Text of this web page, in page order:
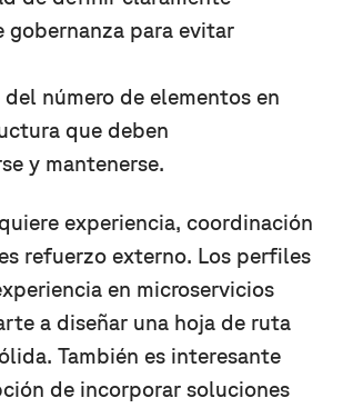
gobernanza para evitar
número de elementos en
que deben
y mantenerse.
experiencia, coordinación
refuerzo externo. Los perfiles
en microservicios
a diseñar una hoja de ruta
También es interesante
de incorporar soluciones